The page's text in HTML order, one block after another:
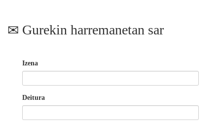
Gurekin harremanetan sar
Izena
Deitura